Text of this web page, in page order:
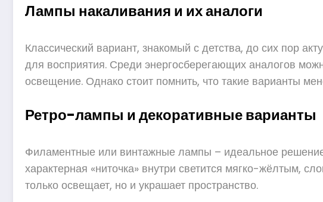
Лампы накаливания и их аналоги
Классический вариант, знакомый с детства, до сих пор
для восприятия. Среди энергосберегающих аналогов
освещение. Однако стоит помнить, что такие варианты
Ретро-лампы и декоративные варианты
Филаментные или винтажные лампы – идеальное
характерная «ниточка» внутри светится мягко-жёлтым,
только освещает, но и украшает пространство.